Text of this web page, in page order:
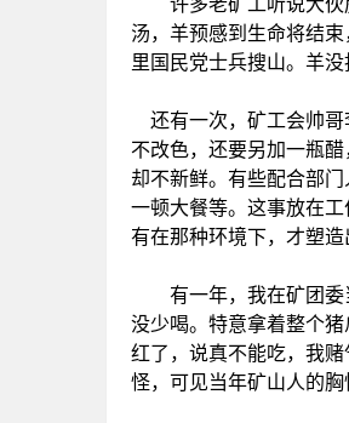
许多老矿工听说大伙
汤，羊预感到生命将结
里国民党士兵搜山。羊
还有一次，矿工会帅哥
不改色，还要另加一瓶
却不新鲜。有些配合部
一顿大餐等。这事放在
有在那种环境下，才塑造
有一年，我在矿团委
没少喝。特意拿着整个
红了，说真不能吃，我
怪，可见当年矿山人的胸